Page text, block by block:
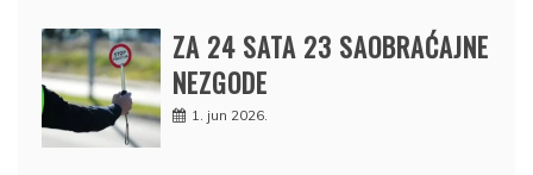
ZA 24 SATA 23 SAOBRAĆAJNE
NEZGODE
1. jun 2026.